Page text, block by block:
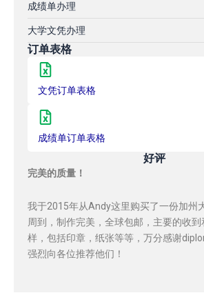
成绩单办理
大学文凭办理
订单表格
文凭订单表格
成绩单订单表格
好评
完美的质量！
我于2015年从Andy这里购买了一份加州
周到，制作完美，全球包邮，主要的收
样，包括印章，纸张等等，万分感谢
强烈向各位推荐他们！